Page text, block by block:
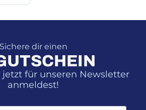
Sichere dir einen
für unseren Newsletter
anmeldest!